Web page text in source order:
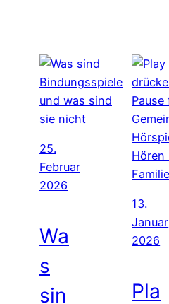
25.
Februar
2026
Wa
s
sin
13.
Januar
2026
Pla